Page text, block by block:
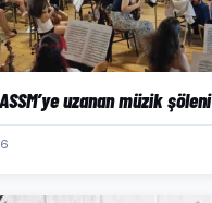
uzanan müzik şöleni